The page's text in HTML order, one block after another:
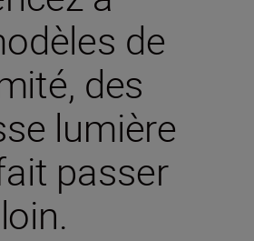
de
des
lumière
passer